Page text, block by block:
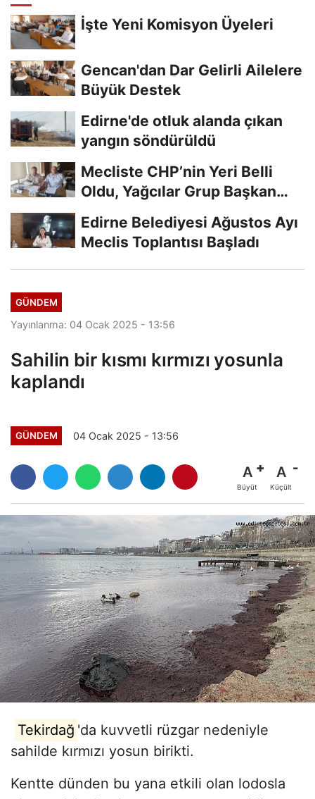
İşte Yeni Komisyon Üyeleri
Gencan'dan Dar Gelirli Ailelere
Büyük Destek
Edirne'de otluk alanda çıkan
yangın söndürüldü
Mecliste CHP’nin Yeri Belli
Oldu, Yağcılar Grup Başkan
Edirne Belediyesi Ağustos Ayı
Meclis Toplantısı Başladı
GÜNDEM
Yayınlanma: 04 Ocak 2025 - 13:56
Sahilin bir kısmı kırmızı yosunla
kaplandı
GÜNDEM 04 Ocak 2025 - 13:56
A
Büyüt
A
Küçült
Tekirdağ 'da kuvvetli rüzgar nedeniyle
sahilde kırmızı yosun birikti.
Kentte dünden bu yana etkili olan lodosla